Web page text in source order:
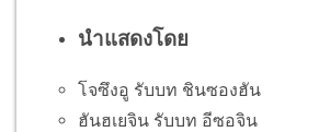
นำแสดงโดย
โจซึงอู รับบท ชินซองฮัน
ฮันฮเยจิน รับบท อีซอจิน